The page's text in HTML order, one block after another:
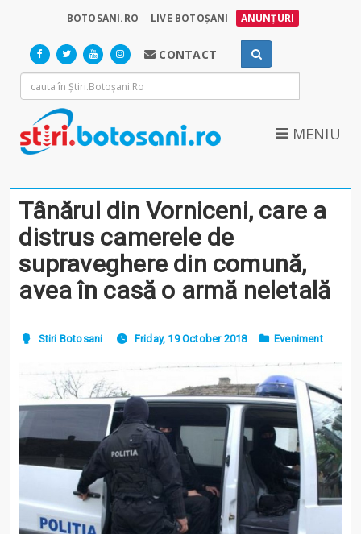
BOTOSANI.RO LIVE BOTOȘANI ANUNȚURI
CONTACT
MENIU
Tânărul din Vorniceni, care a
distrus camerele de
supraveghere din comună,
avea în casă o armă neletală
Stiri Botosani Friday, 19 October 2018 Eveniment